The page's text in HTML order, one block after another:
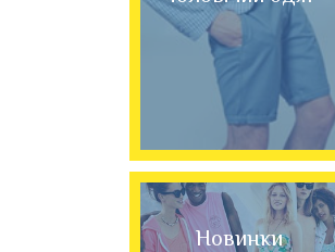
Новинки